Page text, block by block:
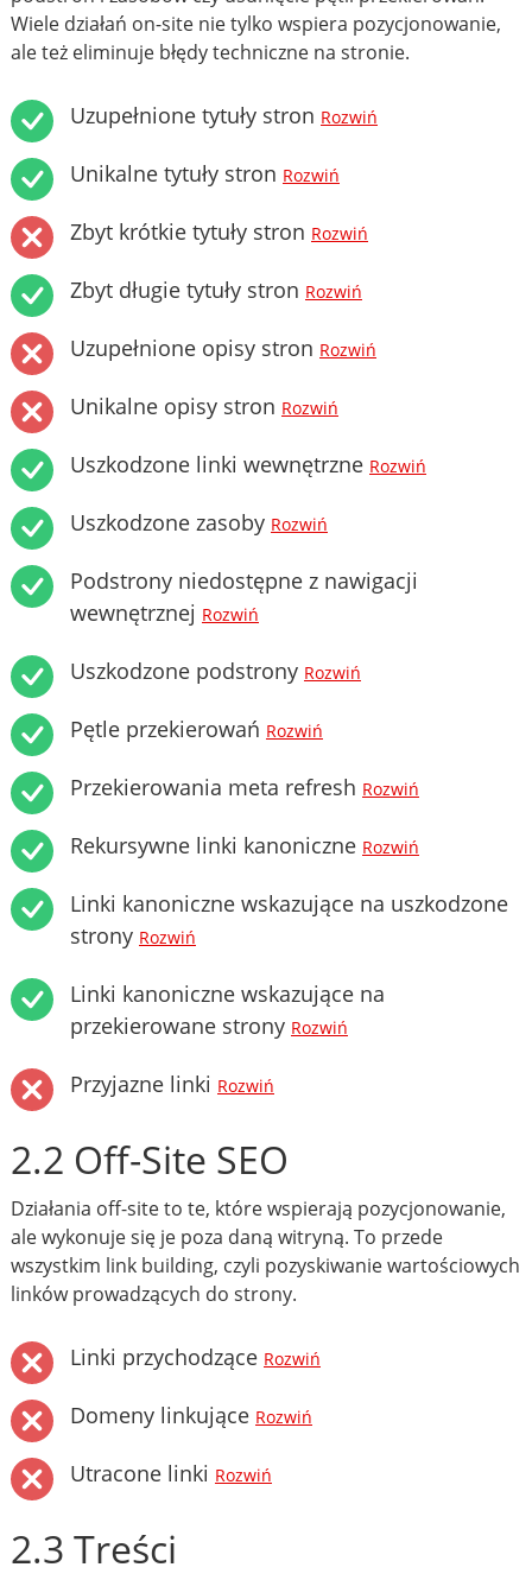
Wiele działań on-site nie tylko wspiera pozycjonowanie,
ale też eliminuje błędy techniczne na stronie.
Uzupełnione tytuły stron Rozwiń
Unikalne tytuły stron Rozwiń
Zbyt krótkie tytuły stron Rozwiń
Zbyt długie tytuły stron Rozwiń
Uzupełnione opisy stron Rozwiń
Unikalne opisy stron Rozwiń
Uszkodzone linki wewnętrzne Rozwiń
Uszkodzone zasoby Rozwiń
Podstrony niedostępne z nawigacji
wewnętrznej Rozwiń
Uszkodzone podstrony Rozwiń
Pętle przekierowań Rozwiń
Przekierowania meta refresh Rozwiń
Rekursywne linki kanoniczne Rozwiń
Linki kanoniczne wskazujące na uszkodzone
strony Rozwiń
Linki kanoniczne wskazujące na
przekierowane strony Rozwiń
Przyjazne linki Rozwiń
2.2 Off-Site SEO
Działania off-site to te, które wspierają pozycjonowanie,
ale wykonuje się je poza daną witryną. To przede
wszystkim link building, czyli pozyskiwanie wartościowych
linków prowadzących do strony.
Linki przychodzące Rozwiń
Domeny linkujące Rozwiń
Utracone linki Rozwiń
2.3 Treści